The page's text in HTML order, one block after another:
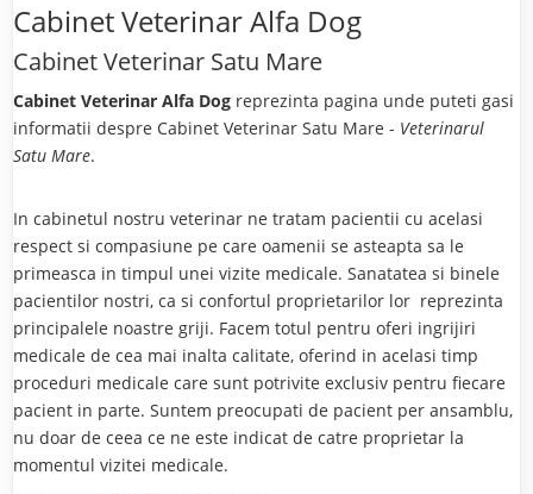
Cabinet Veterinar Alfa Dog
Cabinet Veterinar Satu Mare
Cabinet Veterinar Alfa Dog reprezinta pagina unde puteti gasi
informatii despre Cabinet Veterinar Satu Mare - Veterinarul
Satu Mare.
In cabinetul nostru veterinar ne tratam pacientii cu acelasi
respect si compasiune pe care oamenii se asteapta sa le
primeasca in timpul unei vizite medicale. Sanatatea si binele
pacientilor nostri, ca si confortul proprietarilor lor reprezinta
principalele noastre griji. Facem totul pentru oferi ingrijiri
medicale de cea mai inalta calitate, oferind in acelasi timp
proceduri medicale care sunt potrivite exclusiv pentru fiecare
pacient in parte. Suntem preocupati de pacient per ansamblu,
nu doar de ceea ce ne este indicat de catre proprietar la
momentul vizitei medicale.